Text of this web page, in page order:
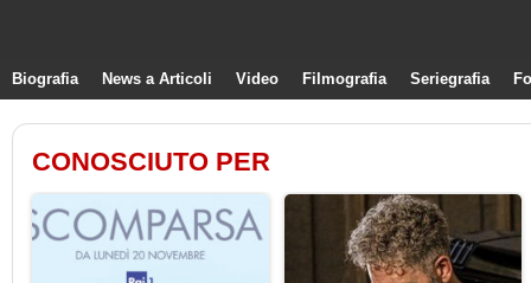
Biografia News a Articoli Video Filmografia Seriegrafia
CONOSCIUTO PER